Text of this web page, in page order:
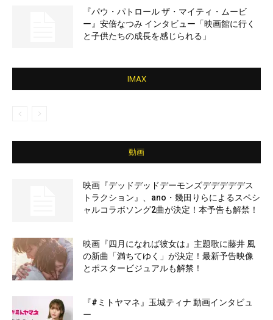
『パウ・パトロール ザ・マイティ・ムービ
ー』安倍なつみ インタビュー「映画館に行く
と子供たちの成長を感じられる」
IMAX
動画
映画『デッドデッドデーモンズデデデデデス
トラクション』、ano・幾田りらによるスペシ
ャルコラボソング2曲が決定！本予告も解禁！
映画『四月になれば彼女は』主題歌に藤井 風
の新曲「満ちてゆく」が決定！最新予告映像
とポスタービジュアルも解禁！
『#ミトヤマネ』玉城ティナ 動画インタビュ
ー